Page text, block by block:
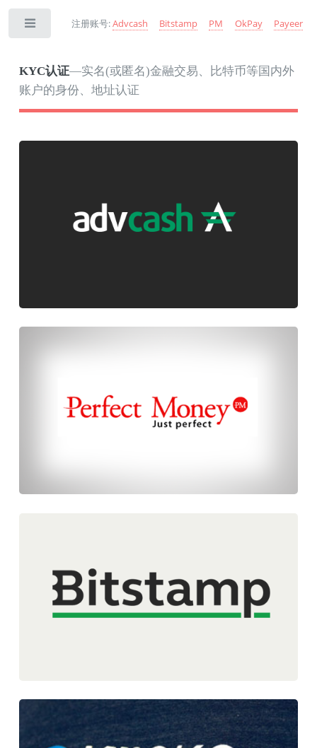
KYC认证—实名(或匿名)金融交易、比特币等国内外
账户的身份、地址认证
注册账号:Advcash Bitstamp PM OkPay Payeer
Toggle